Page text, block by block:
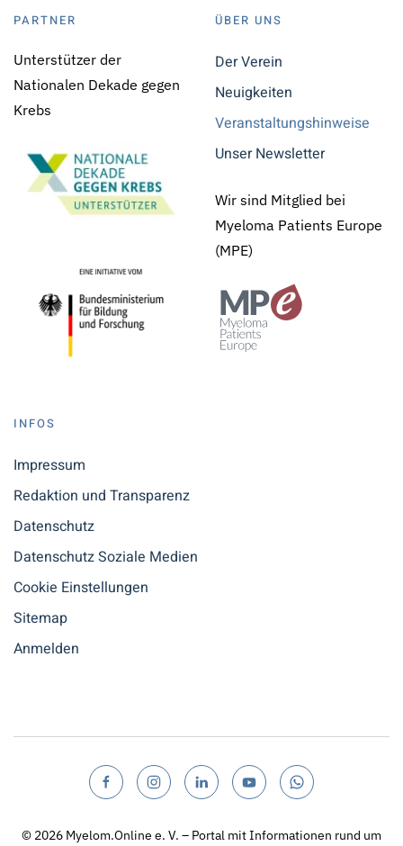
PARTNER
Unterstützer der
Nationalen Dekade gegen
Krebs
ÜBER UNS
Der Verein
Neuigkeiten
Veranstaltungshinweise
Unser Newsletter
Wir sind Mitglied bei
Myeloma Patients Europe
(MPE)
INFOS
Impressum
Redaktion und Transparenz
Datenschutz
Datenschutz Soziale Medien
Cookie Einstellungen
Sitemap
Anmelden
© 2026 Myelom.Online e. V. – Portal mit Informationen rund um